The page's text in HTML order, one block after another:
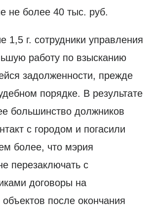
не более 40 тыс. руб.
1,5 г. сотрудники управления
работу по взысканию
задолженности, прежде
порядке. В результате
большинство должников
с городом и погасили
более, что мэрия
перезаключать с
договоры на
после окончания